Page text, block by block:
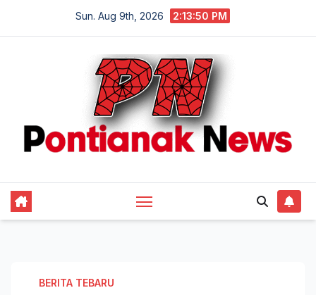
Sun. Aug 9th, 2026 2:13:51 PM
BERITA TEBARU